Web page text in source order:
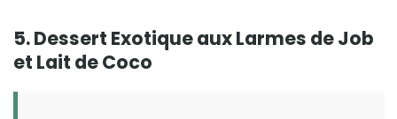
5. Dessert Exotique aux Larmes de Job
et Lait de Coco